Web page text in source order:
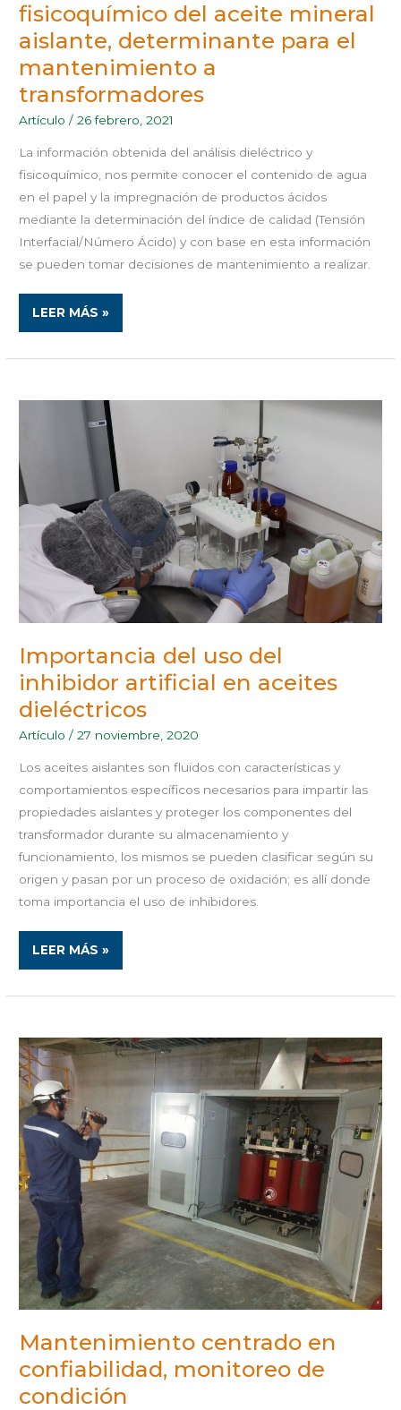
fisicoquímico del aceite mineral
aislante, determinante para el
mantenimiento a
transformadores
Artículo /26 febrero, 2021
La información obtenida del análisis dieléctrico y
fisicoquímico, nos permite conocer el contenido de agua
en el papel y la impregnación de productos ácidos
mediante la determinación del índice de calidad (Tensión
Interfacial/Número Ácido) y con base en esta información
se pueden tomar decisiones de mantenimiento a realizar.
LEER MÁS »
Importancia del uso del
inhibidor artificial en aceites
dieléctricos
Artículo /27 noviembre, 2020
Los aceites aislantes son fluidos con características y
comportamientos específicos necesarios para impartir las
propiedades aislantes y proteger los componentes del
transformador durante su almacenamiento y
funcionamiento, los mismos se pueden clasificar según su
origen y pasan por un proceso de oxidación; es allí donde
toma importancia el uso de inhibidores.
IMPORTANCIA
INHIBIDOR
ARTIFICIAL
DIELÉCTRICOS
LEER MÁS »
Mantenimiento centrado en
confiabilidad, monitoreo de
condición
MANTENIMIENTO
CENTRADO
EN
CONFIABILIDAD,
MONITOREO
DE
CONDICIÓN